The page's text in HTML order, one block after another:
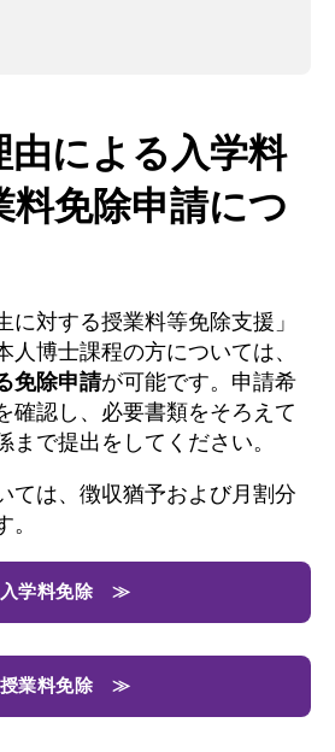
由による入学料
料免除申請につ
に対する授業料等免除支援」
人博士課程の方については、
免除申請が可能です。申請希
確認し、必要書類をそろえて
まで提出をしてください。
ては、徴収猶予および月割分
入学料免除 ≫
授業料免除 ≫